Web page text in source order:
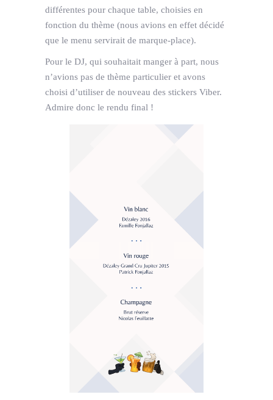
différentes pour chaque table, choisies en
fonction du thème (nous avions en effet décidé
que le menu servirait de marque-place).
Pour le DJ, qui souhaitait manger à part, nous
n’avions pas de thème particulier et avons
choisi d’utiliser de nouveau des stickers Viber.
Admire donc le rendu final !